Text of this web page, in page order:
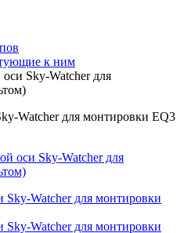
к ним
Sky-Watcher для
Watcher для монтировки EQ3